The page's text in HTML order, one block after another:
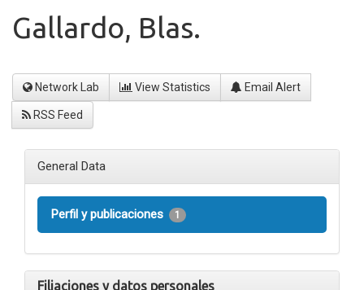
Gallardo, Blas.
Network Lab View Statistics Email Alert
RSS Feed
General Data
Perfil y publicaciones 1
Filiaciones y datos personales